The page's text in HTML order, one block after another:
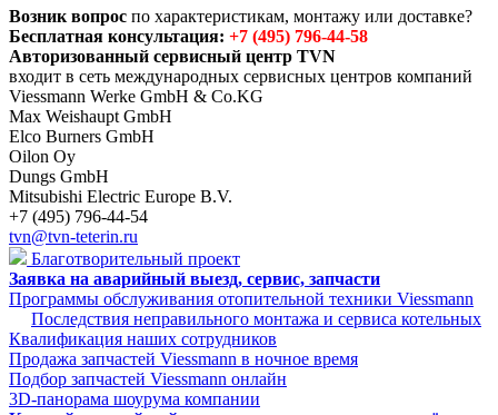
Возник вопрос по характеристикам, монтажу или доставке?
Бесплатная консультация: +7 (495) 796-44-58
Авторизованный сервисный центр TVN
входит в сеть международных сервисных центров компаний
Viessmann Werke GmbH & Co.KG
Max Weishaupt GmbH
Elco Burners GmbH
Oilon Oy
Dungs GmbH
Mitsubishi Electric Europe B.V.
+7 (495) 796-44-54
tvn@tvn-teterin.ru
Благотворительный проект
Заявка на аварийный выезд, сервис, запчасти
Программы обслуживания отопительной техники Viessmann
Последствия неправильного монтажа и сервиса котельных
Квалификация наших сотрудников
Продажа запчастей Viessmann в ночное время
Подбор запчастей Viessmann онлайн
3D-панорама шоурума компании